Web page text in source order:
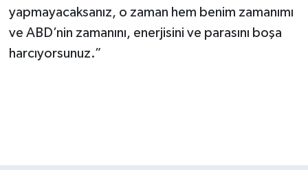
yapmayacaksanız, o zaman hem benim zamanımı
ve ABD’nin zamanını, enerjisini ve parasını boşa
harcıyorsunuz.”